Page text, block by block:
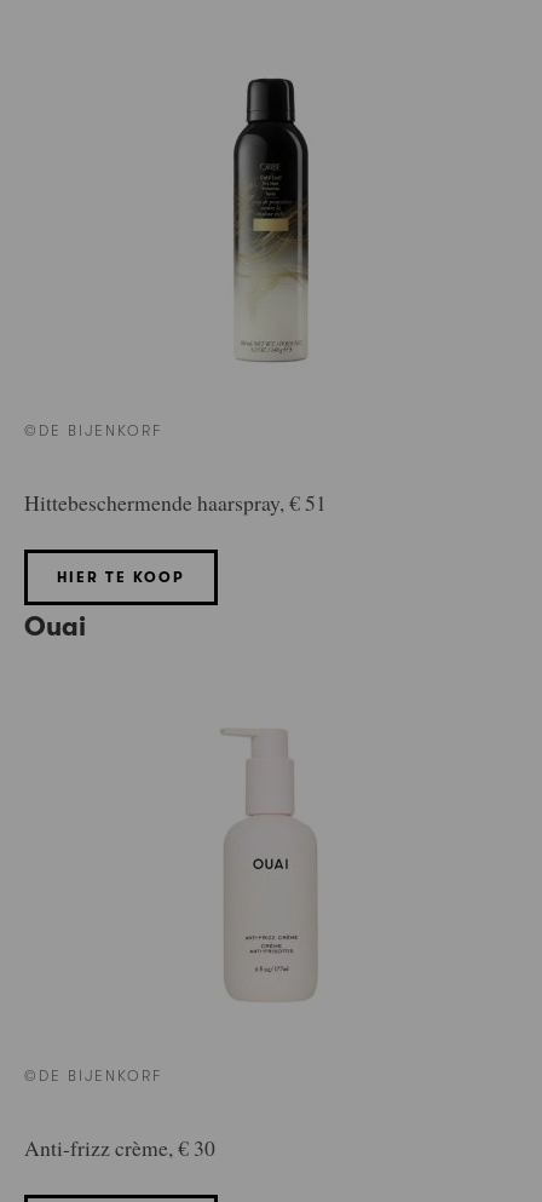
©DE BIJENKORF
Hittebeschermende haarspray, € 51
HIER TE KOOP
Ouai
©DE BIJENKORF
Anti-frizz crème, € 30